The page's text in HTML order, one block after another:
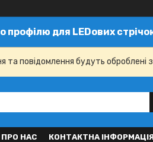
профілю для LEDових
та повідомлення будуть оброблені
ПРО НАС КОНТАКТНА